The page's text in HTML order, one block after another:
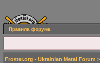
Правила форума
Froster.org - Ukrainian Metal Forum